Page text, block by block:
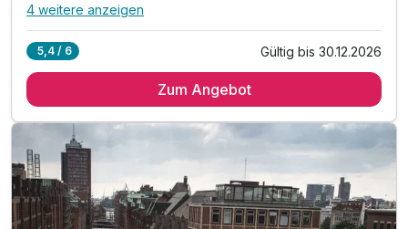
Alle Inklusivleistungen
3 x reichhaltiges Frühstück vom Buffet
inkl. Tee Zubereitungsmöglichkeit
inkl. Entspannnungszeit im Wellnessbereich
inkl. Nutzung des Fitnessbereichs
inkl. Leihbademäntel
4 weitere anzeigen
5,4 / 6 Gültig bis 30.12.2026
Zum Angebot